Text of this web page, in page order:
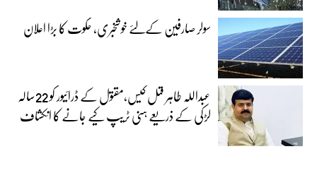
سولر صارفین کےلئے خوشخبری، حکوت کا بڑا اعلان
عبداللہ طاہر قتل کیس،مقتول کے ڈرائیور کو 22سالہ
لڑکی کے ذریعے ہنی ٹریپ کیے جانے کا انکشاف